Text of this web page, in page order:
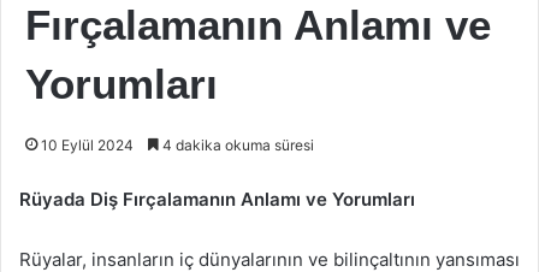
Fırçalamanın Anlamı ve
Yorumları
10 Eylül 2024 4 dakika okuma süresi
Rüyada Diş Fırçalamanın Anlamı ve Yorumları
Rüyalar, insanların iç dünyalarının ve bilinçaltının yansıması